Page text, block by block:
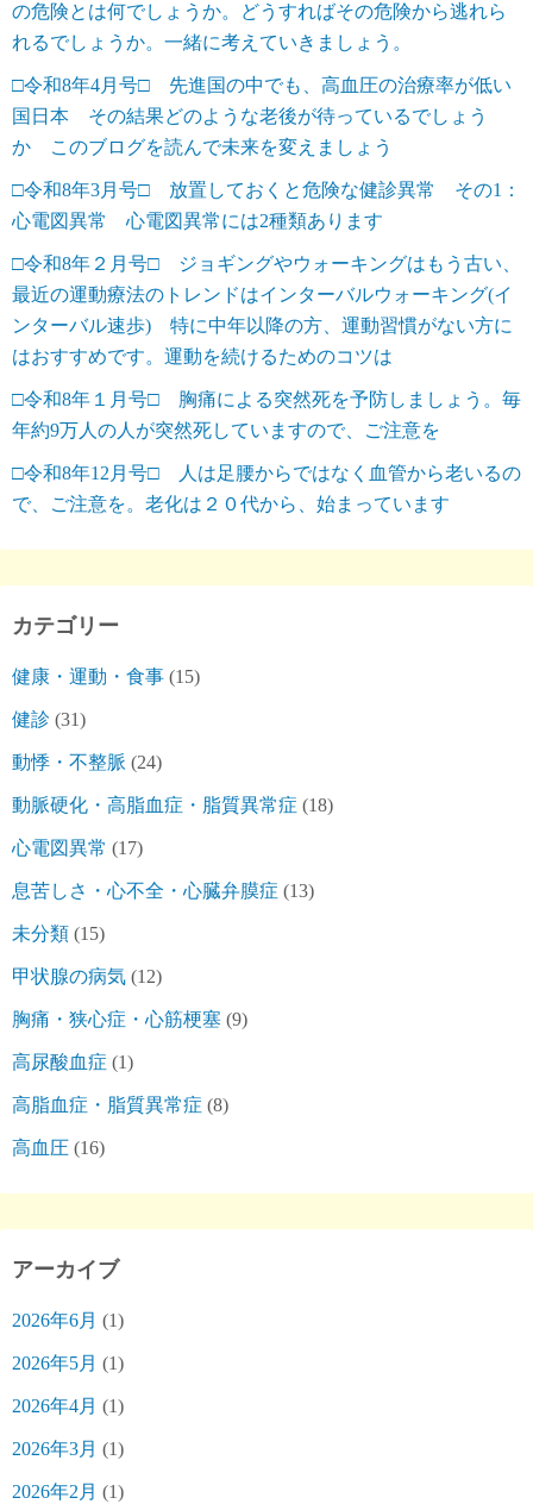
の危険とは何でしょうか。どうすればその危険から逃れら
れるでしょうか。一緒に考えていきましょう。
□令和8年4月号□ 先進国の中でも、高血圧の治療率が低い
国日本 その結果どのような老後が待っているでしょう
か このブログを読んで未来を変えましょう
□令和8年3月号□ 放置しておくと危険な健診異常 その1：
心電図異常 心電図異常には2種類あります
□令和8年２月号□ ジョギングやウォーキングはもう古い、
最近の運動療法のトレンドはインターバルウォーキング(イ
ンターバル速歩) 特に中年以降の方、運動習慣がない方に
はおすすめです。運動を続けるためのコツは
□令和8年１月号□ 胸痛による突然死を予防しましょう。毎
年約9万人の人が突然死していますので、ご注意を
□令和8年12月号□ 人は足腰からではなく血管から老いるの
で、ご注意を。老化は２０代から、始まっています
カテゴリー
健康・運動・食事 (15)
健診 (31)
動悸・不整脈 (24)
動脈硬化・高脂血症・脂質異常症 (18)
心電図異常 (17)
息苦しさ・心不全・心臓弁膜症 (13)
未分類 (15)
甲状腺の病気 (12)
胸痛・狭心症・心筋梗塞 (9)
高尿酸血症 (1)
高脂血症・脂質異常症 (8)
高血圧 (16)
アーカイブ
2026年6月 (1)
2026年5月 (1)
2026年4月 (1)
2026年3月 (1)
2026年2月 (1)